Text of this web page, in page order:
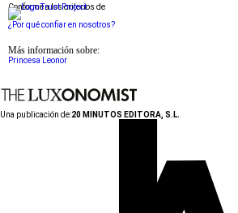
Conforme a los criterios de
¿Por qué confiar en nosotros?
Más información sobre:
Princesa Leonor
Una publicación de:20 MINUTOS EDITORA, S.L.